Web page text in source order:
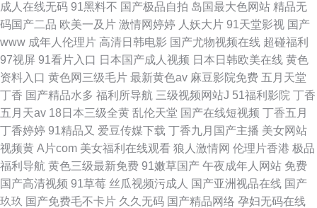
成人在线无码 91黑料不 国产极品自拍 岛国最大色网站 精品无
码国产二品 欧美一及片 激情网婷婷 人妖大片 91天堂影视 国产
www 成年人伦理片 高清日韩电影 国产尤物视频在线 超碰福利
97视屏 91看片入口 日本国产成人视频 日本日韩欧美在线 黄色
资料入口 黄色网三级毛片 最新黄色av 麻豆影院免费 五月天堂
丁香 国产精品水多 福利所导航 三级视频网站J 51福利影院 丁香
五月天av 18日本三级全黄 乱伦天堂 国产在线短视频 丁香五月
丁香婷婷 91精品又 爱豆传媒下载 丁香九月国产主播 美女网站
视频黄 A片com 美女福利在线观看 狼人激情网 伦理片香港 极品
福利导航 黄色三级最新免费 91嫩草国产 午夜成年人网站 免费
国产高清视频 91草莓 丝瓜视频污成人 国产亚洲视品在线 国产
玖玖 国产免费毛不卡片 久久无码 国产精品网络 孕妇无码在线